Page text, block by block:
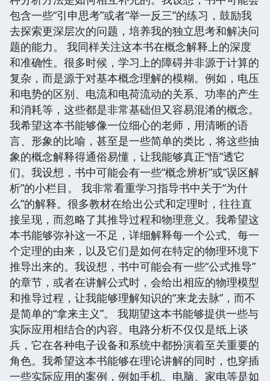
包含一些“引申思考”或者“举一反三”的练习，鼓励我
去探索更深层次的问题，培养我的独立思考和解决问
题的能力。 我同样关注这本书在概念解释上的深度
和准确性。很多时候，学习上的障碍并非源于计算的
复杂，而是源于对基本概念理解的模糊。例如，电压
和电势的区别、电流和电荷流动的关系、功率的产生
和消耗等，这些都是非常基础但又容易混淆的概念。
我希望这本书能够像一位细心的老师，用清晰的语
言、形象的比喻，甚至是一些简单的类比，将这些抽
象的概念解释得通俗易懂，让我能够真正“悟”透它
们。我设想，书中可能会有一些“概念辨析”或“误区解
析”的小栏目。 我非常看重学习指导书中关于“为什
么”的解释。很多教材在给出公式和定理时，往往直
接呈现，而忽略了其推导过程和物理意义。我希望这
本书能够弥补这一不足，详细解释每一个公式、每一
个定理的由来，以及它们是如何在特定的物理环境下
推导出来的。我设想，书中可能会有一些“公式推导”
的章节，或者在讲解公式时，会给出相应的物理模型
和推导过程，让我能够理解知识的“来龙去脉”，而不
是简单的“拿来主义”。 我期望这本书能够提供一些与
实际应用相结合的内容。电路分析不仅仅是纸上谈
兵，它在各种电子设备和系统中都扮演着至关重要的
角色。我希望这本书能够在理论讲解的同时，也穿插
一些实际应用的案例，例如手机、电脑、家电等是如